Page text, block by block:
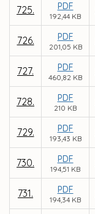
725. PDF
192,44 KB
726. PDF
201,05 KB
727. PDF
460,82 KB
728. PDF
210 KB
729. PDF
193,43 KB
730. PDF
194,51 KB
731. PDF
194,34 KB